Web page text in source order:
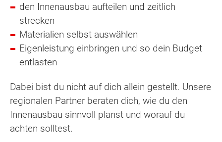
den Innenausbau aufteilen und zeitlich
strecken
Materialien selbst auswählen
Eigenleistung einbringen und so dein Budget
entlasten
Dabei bist du nicht auf dich allein gestellt. Unsere
regionalen Partner beraten dich, wie du den
Innenausbau sinnvoll planst und worauf du
achten solltest.